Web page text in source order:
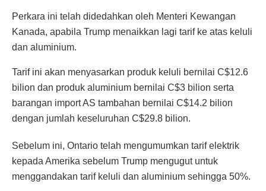
Perkara ini telah didedahkan oleh Menteri Kewangan
Kanada, apabila Trump menaikkan lagi tarif ke atas keluli
dan aluminium.
Tarif ini akan menyasarkan produk keluli bernilai C$12.6
bilion dan produk aluminium bernilai C$3 bilion serta
barangan import AS tambahan bernilai C$14.2 bilion
dengan jumlah keseluruhan C$29.8 bilion.
Sebelum ini, Ontario telah mengumumkan tarif elektrik
kepada Amerika sebelum Trump mengugut untuk
menggandakan tarif keluli dan aluminium sehingga 50%.